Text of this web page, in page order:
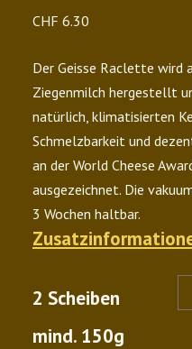
CHF 6.30
Der Geisse Raclette wird
Ziegenmilch hergestellt
natürlich, klimatisierten
Schmelzbarkeit und
an der World Cheese
ausgezeichnet. Die
3 Wochen haltbar.
2 Scheiben
mind. 150g